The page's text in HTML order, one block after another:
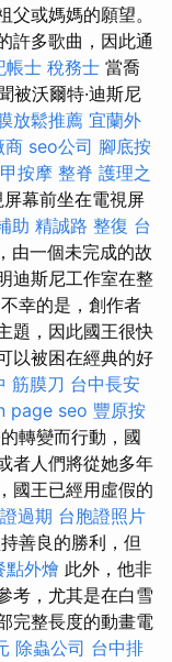
或媽媽的願望。
許多歌曲，因此通
帳士 稅務士 當喬
被沃爾特·迪斯尼
放鬆推薦 宜蘭外
商 seo公司 腳底按
按摩 整脊 護理之
幕前坐在電視屏
助 精誠路 整復 台
由一個未完成的故
迪斯尼工作室在整
幸的是，創作者
題，因此國王很快
以被困在經典的好
筋膜刀 台中長安
page seo 豐原按
轉變而行動，國
者人們將從她多年
國王已經用虛假的
過期 台胞證照片
善良的勝利，但
點外燴 此外，他非
考，尤其是在白雪
完整長度的動畫電
除蟲公司 台中排